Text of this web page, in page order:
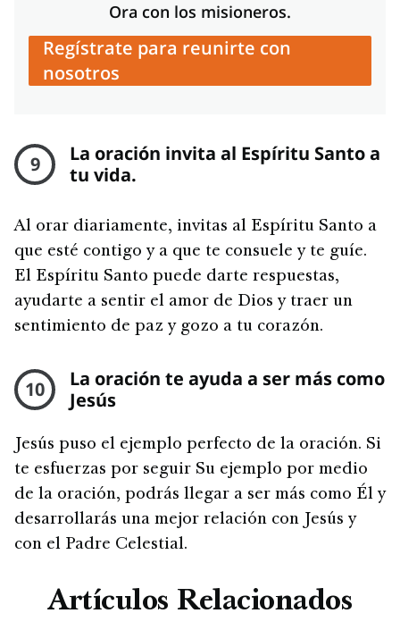
Ora con los misioneros.
Regístrate para reunirte con
nosotros
9
La oración invita al Espíritu Santo a
tu vida.
Al orar diariamente, invitas al Espíritu Santo a
que esté contigo y a que te consuele y te guíe.
El Espíritu Santo puede darte respuestas,
ayudarte a sentir el amor de Dios y traer un
sentimiento de paz y gozo a tu corazón.
10
La oración te ayuda a ser más como
Jesús
Jesús puso el ejemplo perfecto de la oración. Si
te esfuerzas por seguir Su ejemplo por medio
de la oración, podrás llegar a ser más como Él y
desarrollarás una mejor relación con Jesús y
con el Padre Celestial.
Artículos Relacionados